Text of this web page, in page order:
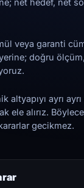
net hedef, net
veya garanti
doğru
altyapıyı ayrı
ele alırız.
gecikmez.